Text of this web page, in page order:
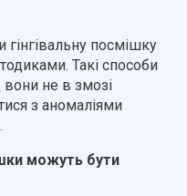
посмішку
Такі способи
вони не в змозі
з аномаліями
можуть бути